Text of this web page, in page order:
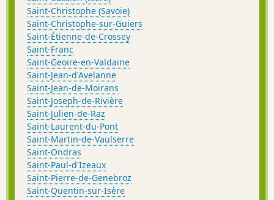
Saint-Christophe (Savoie)
Saint-Christophe-sur-Guiers
Saint-Étienne-de-Crossey
Saint-Franc
Saint-Geoire-en-Valdaine
Saint-Jean-d'Avelanne
Saint-Jean-de-Moirans
Saint-Joseph-de-Rivière
Saint-Julien-de-Raz
Saint-Laurent-du-Pont
Saint-Martin-de-Vaulserre
Saint-Ondras
Saint-Paul-d'Izeaux
Saint-Pierre-de-Genebroz
Saint-Quentin-sur-Isère